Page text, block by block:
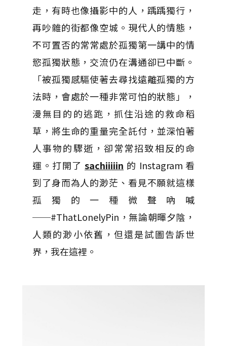
走，有時也像攝影中的人，踽踽獨行，
再吵雜的街都像空城。現代人的情態，
不可置否的常常處於孤獨第一講中的情
慾孤獨狀態，交流仍在溝通卻已中斷。
「被孤獨感驅使著去尋找遠離孤獨的方
法時，會處於一種非常可怕的狀態」，
漫無目的的逃跑，抓住沿途的救命稻
草，將生命的重量完全託付，並深怕著
人事物的驟逝，卻常常招致相反的命
運。打開了 sachiiiiin 的 Instagram 看
到了身而為人的渺茫、看見不願就這樣
孤獨的一種微聲吶喊
──#ThatLonelyPin，無論朝暉夕陰，
人類的渺小依舊，但還是試圖告訴世
界，我在這裡。